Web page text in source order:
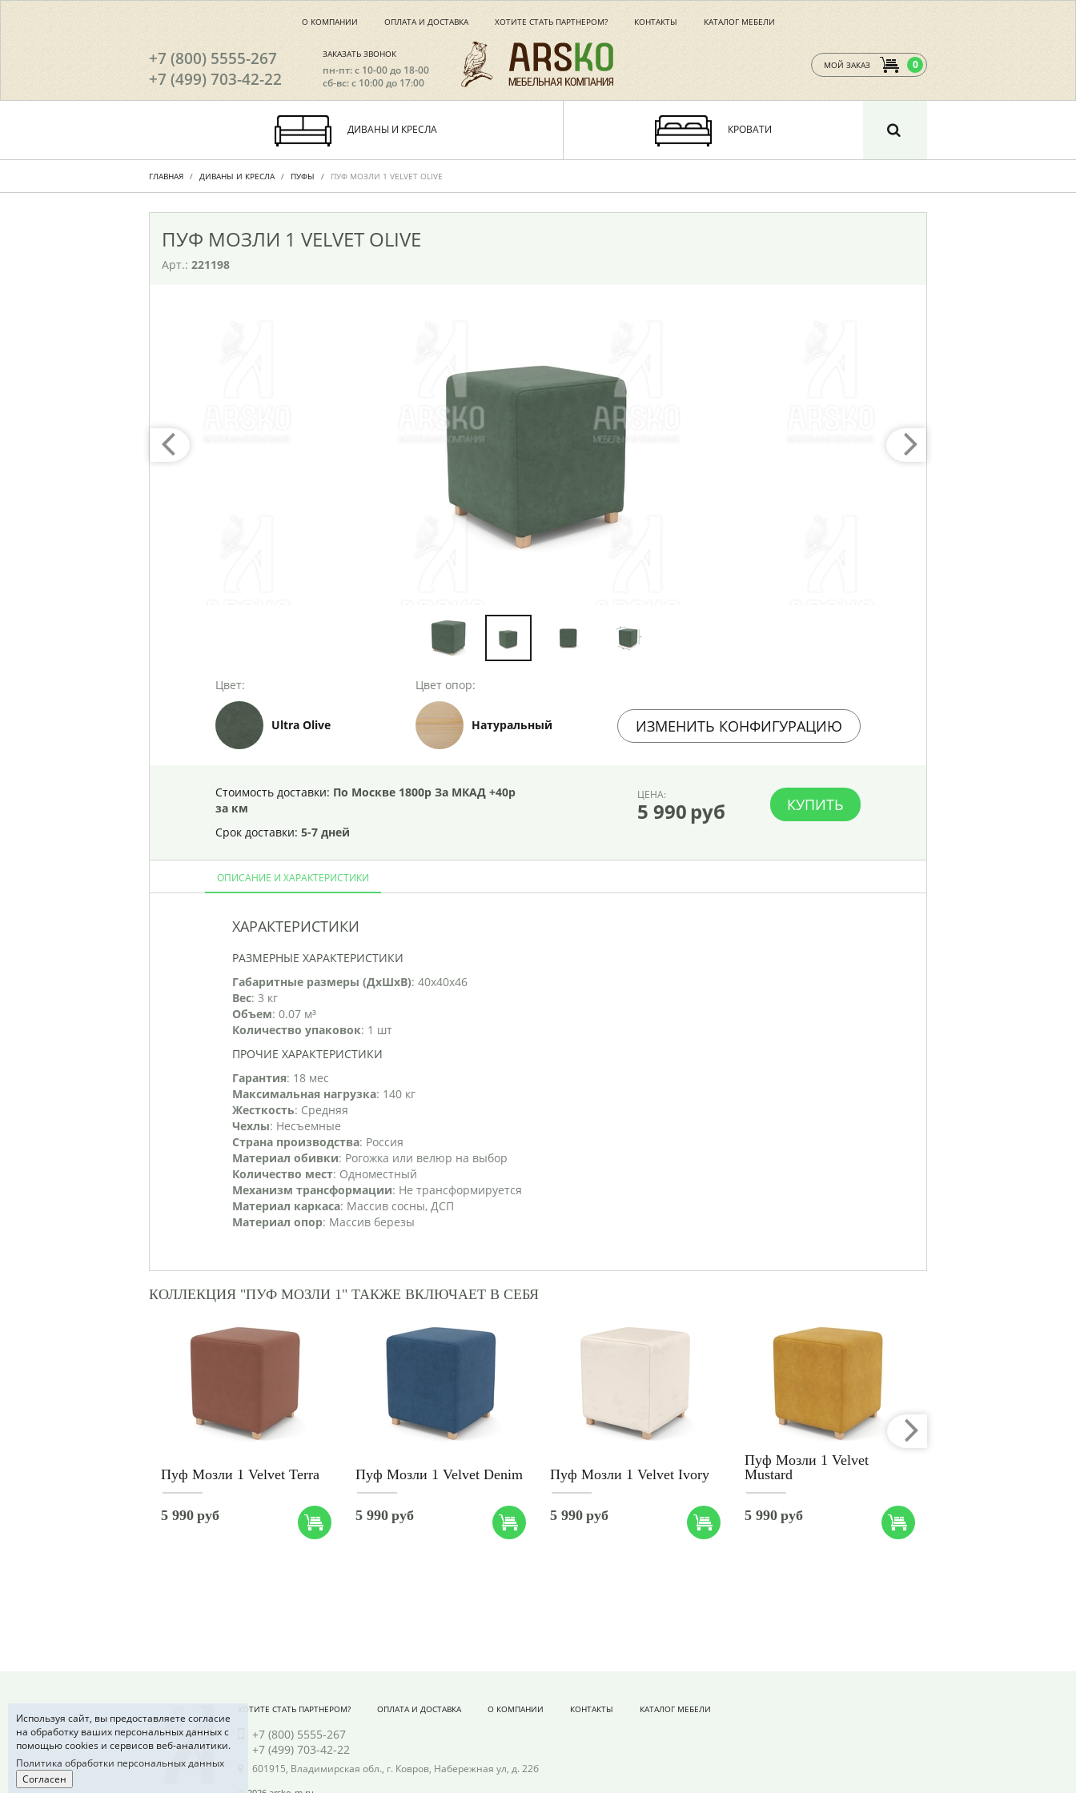
О КОМПАНИИ ОПЛАТА И ДОСТАВКА ХОТИТЕ СТАТЬ ПАРТНЕРОМ? КОНТАКТЫ КАТАЛОГ МЕБЕЛИ
+7 (800) 5555-267
+7 (499) 703-42-22
ЗАКАЗАТЬ ЗВОНОК
пн-пт: с 10-00 до 18-00
сб-вс: с 10:00 до 17:00
МОЙ ЗАКАЗ 0
ДИВАНЫ И КРЕСЛА КРОВАТИ
ГЛАВНАЯ ДИВАНЫ И КРЕСЛА ПУФЫ ПУФ МОЗЛИ 1 VELVET OLIVE
ПУФ МОЗЛИ 1 VELVET OLIVE
Арт.: 221198
Цвет:
Ultra Olive
Цвет опор:
Натуральный ИЗМЕНИТЬ КОНФИГУРАЦИЮ
ЦЕНА:
5 990 руб КУПИТЬ
Стоимость доставки: По Москве 1800р За МКАД +40р
за км
Срок доставки: 5-7 дней
ОПИСАНИЕ И ХАРАКТЕРИСТИКИ
ХАРАКТЕРИСТИКИ
РАЗМЕРНЫЕ ХАРАКТЕРИСТИКИ
Габаритные размеры (ДхШхВ): 40x40x46
Вес: 3 кг
Объем: 0.07 м³
Количество упаковок: 1 шт
ПРОЧИЕ ХАРАКТЕРИСТИКИ
Гарантия: 18 мес
Максимальная нагрузка: 140 кг
Жесткость: Средняя
Чехлы: Несъемные
Страна производства: Россия
Материал обивки: Рогожка или велюр на выбор
Количество мест: Одноместный
Механизм трансформации: Не трансформируется
Материал каркаса: Массив сосны, ДСП
Материал опор: Массив березы
КОЛЛЕКЦИЯ "ПУФ МОЗЛИ 1" ТАКЖЕ ВКЛЮЧАЕТ В СЕБЯ
Пуф Мозли 1 Velvet Terra
5 990 руб
Пуф Мозли 1 Velvet Denim
5 990 руб
Пуф Мозли 1 Velvet Ivory
5 990 руб
Пуф Мозли 1 Velvet
Mustard
5 990 руб
ХОТИТЕ СТАТЬ ПАРТНЕРОМ? ОПЛАТА И ДОСТАВКА О КОМПАНИИ КОНТАКТЫ КАТАЛОГ МЕБЕЛИ
+7 (800) 5555-267
+7 (499) 703-42-22
601915, Владимирская обл., г. Ковров, Набережная ул, д. 22б
Используя сайт, вы предоставляете согласие
на обработку ваших персональных данных с
помощью cookies и сервисов веб-аналитики.
Политика обработки персональных данных
Согласен